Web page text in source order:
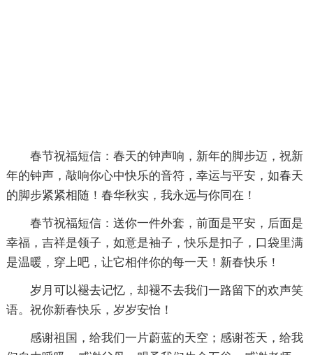
春节祝福短信：春天的钟声响，新年的脚步迈，祝新
年的钟声，敲响你心中快乐的音符，幸运与平安，如春天
的脚步紧紧相随！春华秋实，我永远与你同在！
春节祝福短信：送你一件外套，前面是平安，后面是
幸福，吉祥是领子，如意是袖子，快乐是扣子，口袋里满
是温暖，穿上吧，让它相伴你的每一天！新春快乐！
岁月可以褪去记忆，却褪不去我们一路留下的欢声笑
语。祝你新春快乐，岁岁安怡！
感谢祖国，给我们一片蔚蓝的天空；感谢苍天，给我